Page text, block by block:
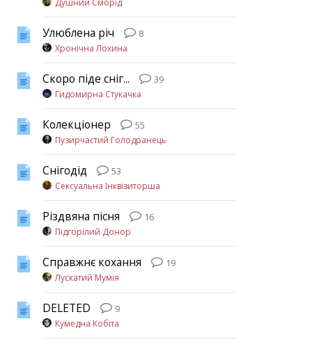
Душний Сморід
Улюблена річ
8
Хронічна Лохина
Скоро піде сніг...
39
Гидомирна Стукачка
Колекціонер
55
Пузирчастий Голодранець
Снігодід
53
Сексуальна Інквізиторша
Різдвяна пісня
16
Підгорілий Донор
Справжнє кохання
19
Лускатий Мумія
DELETED
9
Кумедна Кобіта